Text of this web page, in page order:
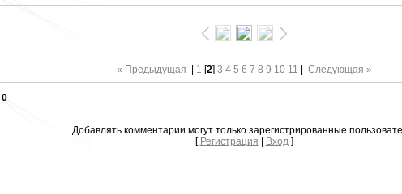
« Предыдущая 1 [2] 3 4 5 6 7 8 9 10 11 Следующая »
0
Добавлять комментарии могут только зарегистрированные
[ Регистрация Вход]